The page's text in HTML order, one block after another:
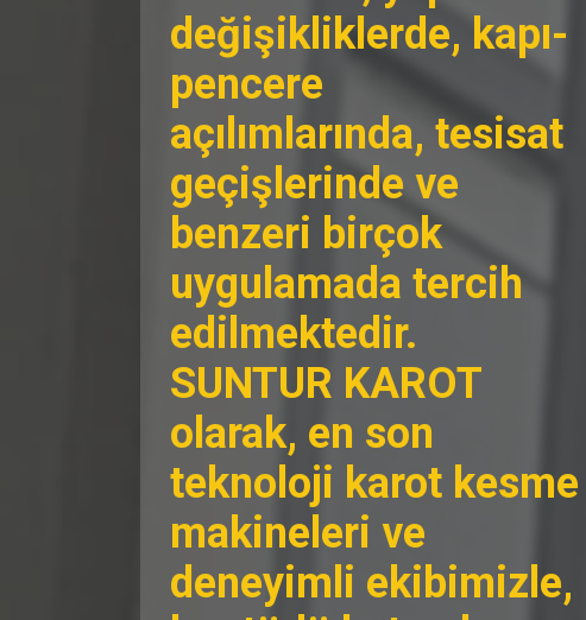
değişikliklerde, kapı-
pencere
açılımlarında, tesisat
geçişlerinde ve
benzeri birçok
uygulamada tercih
edilmektedir.
SUNTUR KAROT
olarak, en son
teknoloji karot kesme
makineleri ve
deneyimli ekibimizle,